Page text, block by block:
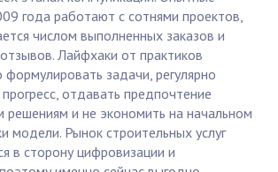
года работают с сотнями проектов,
числом выполненных заказов и
Лайфхаки от практиков
задачи, регулярно
отдавать предпочтение
решениям и не экономить на начальном
модели. Рынок строительных услуг
в сторону цифровизации и